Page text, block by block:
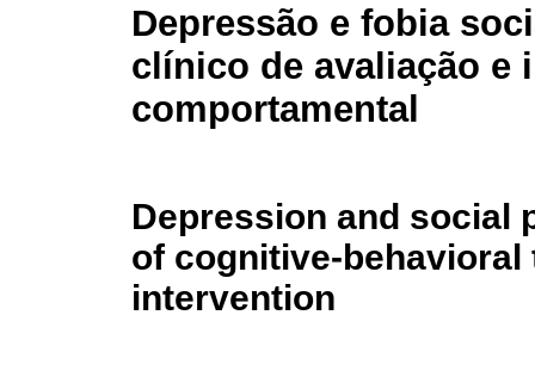
Depressão e fobia
clínico de avaliação e
comportamental
Depression and social
of cognitive-
intervention